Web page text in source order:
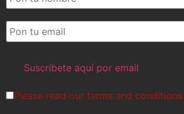
Please read our terms and conditions